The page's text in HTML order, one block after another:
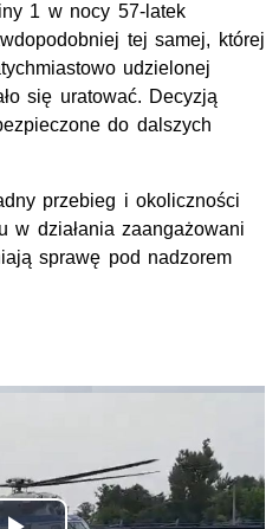
1 w nocy 57-latek
tej samej, której
udzielonej
się uratować. Decyzją
do dalszych
przebieg i okoliczności
w działania zaangażowani
sprawę pod nadzorem